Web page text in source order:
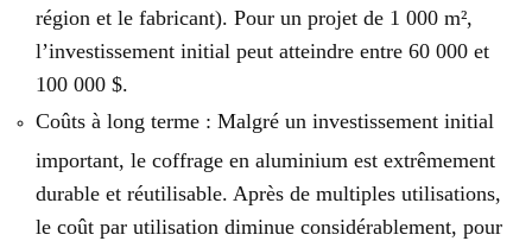
région et le fabricant). Pour un projet de 1 000 m²,
l’investissement initial peut atteindre entre 60 000 et
100 000 $.
Coûts à long terme : Malgré un investissement initial
important, le coffrage en aluminium est extrêmement
durable et réutilisable. Après de multiples utilisations,
le coût par utilisation diminue considérablement, pour